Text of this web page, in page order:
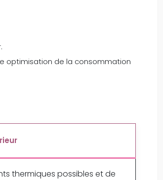
optimisation de la consommation
thermiques possibles et de